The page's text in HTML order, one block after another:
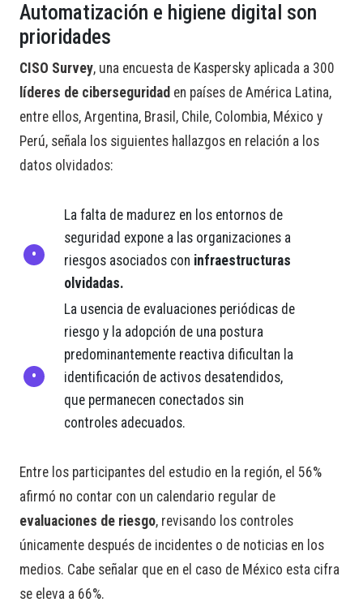
Automatización e higiene digital son
prioridades
CISO Survey, una encuesta de Kaspersky aplicada a 300
líderes de ciberseguridad en países de América Latina,
entre ellos, Argentina, Brasil, Chile, Colombia, México y
Perú, señala los siguientes hallazgos en relación a los
datos olvidados:
La falta de madurez en los entornos de
seguridad expone a las organizaciones a
riesgos asociados con infraestructuras
olvidadas.
La usencia de evaluaciones periódicas de
riesgo y la adopción de una postura
predominantemente reactiva dificultan la
identificación de activos desatendidos,
que permanecen conectados sin
controles adecuados.
Entre los participantes del estudio en la región, el 56%
afirmó no contar con un calendario regular de
evaluaciones de riesgo, revisando los controles
únicamente después de incidentes o de noticias en los
medios. Cabe señalar que en el caso de México esta cifra
se eleva a 66%.